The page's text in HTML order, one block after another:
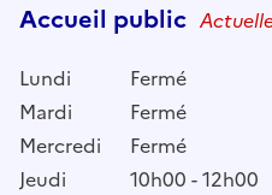
Accueil public
Lundi
Fermé
Mardi
Fermé
Mercredi
Fermé
Jeudi
10h00 - 12h00